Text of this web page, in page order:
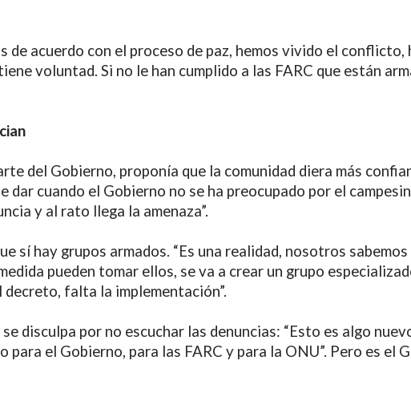
de acuerdo con el proceso de paz, hemos vivido el
voluntad. Si no le han cumplido a las FARC que están
del Gobierno, proponía que la comunidad diera más
dar cuando el Gobierno no se ha preocupado por el
y al rato llega la amenaza”.
sí hay grupos armados. “Es una realidad, nosotros
pueden tomar ellos, se va a crear un grupo
falta la implementación”.
disculpa por no escuchar las denuncias: “Esto es algo
para el Gobierno, para las FARC y para la ONU”. Pero es